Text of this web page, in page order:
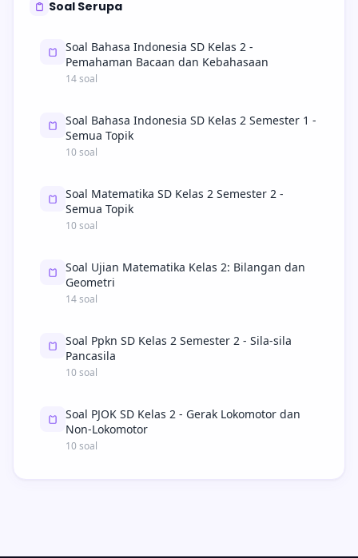
Soal Serupa
Soal Bahasa Indonesia SD Kelas 2 -
Pemahaman Bacaan dan Kebahasaan
14 soal
Soal Bahasa Indonesia SD Kelas 2 Semester 1 -
Semua Topik
10 soal
Soal Matematika SD Kelas 2 Semester 2 -
Semua Topik
10 soal
Soal Ujian Matematika Kelas 2: Bilangan dan
Geometri
14 soal
Soal Ppkn SD Kelas 2 Semester 2 - Sila-sila
Pancasila
10 soal
Soal PJOK SD Kelas 2 - Gerak Lokomotor dan
Non-Lokomotor
10 soal